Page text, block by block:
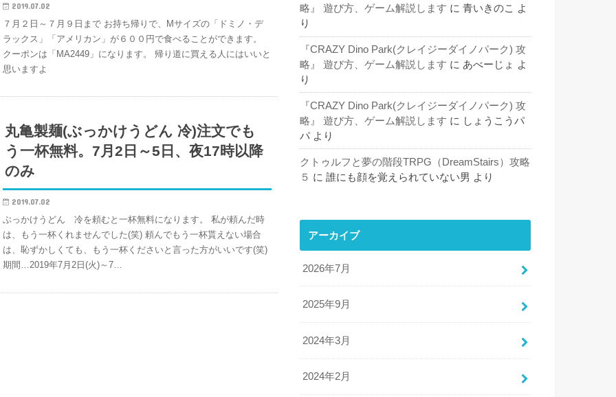
2019.07.02
７月２日～７月９日まで お持ち帰りで、Mサイズの「ドミノ・デ
ラックス」「アメリカン」が６００円で食べることができます。
クーポンは「MA2449」になります。 帰り道に買える人にはいいと
思いますよ
丸亀製麺(ぶっかけうどん 冷)注文でも
う一杯無料。7月2日～5日、夜17時以降
のみ
2019.07.02
ぶっかけうどん 冷を頼むと一杯無料になります。 私が頼んだ時
は、もう一杯くれませんでした(笑) 頼んでもう一杯貰えない場合
は、恥ずかしくても、もう一杯くださいと言った方がいいです(笑)
期間…2019年7月2日(火)～7…
略』 遊び方、ゲーム解説します に 青いきのこ
よ
り
『CRAZY Dino Park(クレイジーダイノパーク) 攻
略』 遊び方、ゲーム解説します に あべーじょ
よ
り
『CRAZY Dino Park(クレイジーダイノパーク) 攻
略』 遊び方、ゲーム解説します に しょうこうパ
パより
クトゥルフと夢の階段TRPG（DreamStairs）攻略
５ に 誰にも顔を覚えられていない男 より
アーカイブ
2026年7月
2025年9月
2024年3月
2024年2月